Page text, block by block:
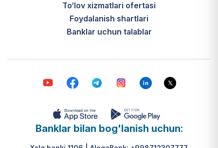
To‘lov xizmatlari ofertasi
Foydalanish shartlari
Banklar uchun talablar
Banklar bilan bog'lanish uchun: